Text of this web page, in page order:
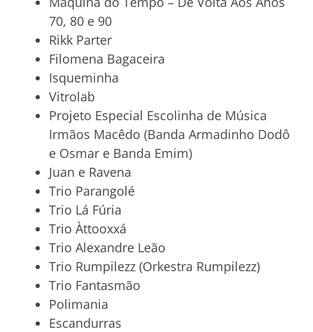
70, 80 e 90
Rikk Parter
Filomena Bagaceira
Isqueminha
Vitrolab
Projeto Especial Escolinha de Música
Irmãos Macêdo (Banda Armadinho Dodô
e Osmar e Banda Emim)
Juan e Ravena
Trio Parangolé
Trio Lá Fúria
Trio Àttooxxá
Trio Alexandre Leão
Trio Rumpilezz (Orkestra Rumpilezz)
Trio Fantasmão
Polimania
Escandurras